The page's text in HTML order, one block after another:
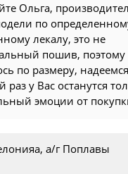
Ольга,
по
лекалу, это не
пошив,
по размеру,
у Вас останутся
эмоции от
а/г Поплавы